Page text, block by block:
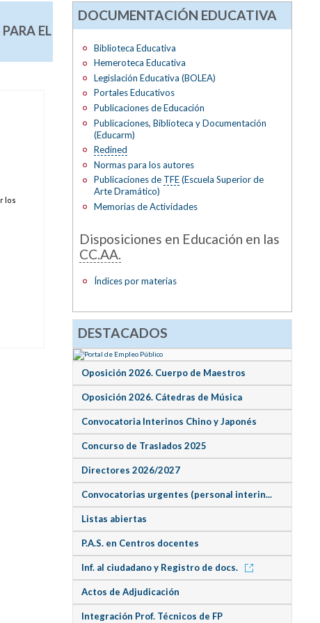
EL
los
DOCUMENTACIÓN EDUCATIVA
Biblioteca Educativa
Hemeroteca Educativa
Legislación Educativa (BOLEA)
Portales Educativos
Publicaciones de Educación
Publicaciones, Biblioteca y Documentación
(Educarm)
Redined
Normas para los autores
Publicaciones de TFE(Escuela Superior de
Arte Dramático)
Memorias de Actividades
Disposiciones en Educación en las
CC.AA.
Índices por materias
DESTACADOS
Oposición 2026. Cuerpo de Maestros
Oposición 2026. Cátedras de Música
Convocatoria Interinos Chino y Japonés
Concurso de Traslados 2025
Directores 2026/2027
Convocatorias urgentes (personal interin...
Listas abiertas
P.A.S. en Centros docentes
Inf. al ciudadano y Registro de docs.
Actos de Adjudicación
Integración Prof. Técnicos de FP